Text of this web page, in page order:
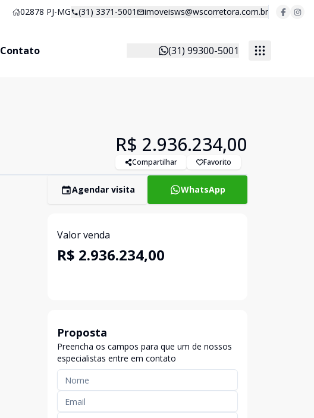
02878 PJ-MG (31) 3371-5001 imoveisws@wscorretora.com.br
Contato (31) 99300-5001
R$ 2.936.234,00
Compartilhar Favorito
Agendar visita WhatsApp
Valor venda
R$ 2.936.234,00
Proposta
Preencha os campos para que um de nossos
especialistas entre em contato